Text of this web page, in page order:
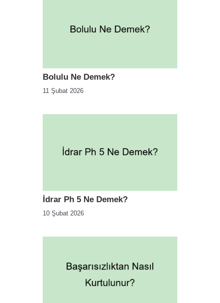
Bolulu Ne Demek?
11 Şubat 2026
İdrar Ph 5 Ne Demek?
10 Şubat 2026